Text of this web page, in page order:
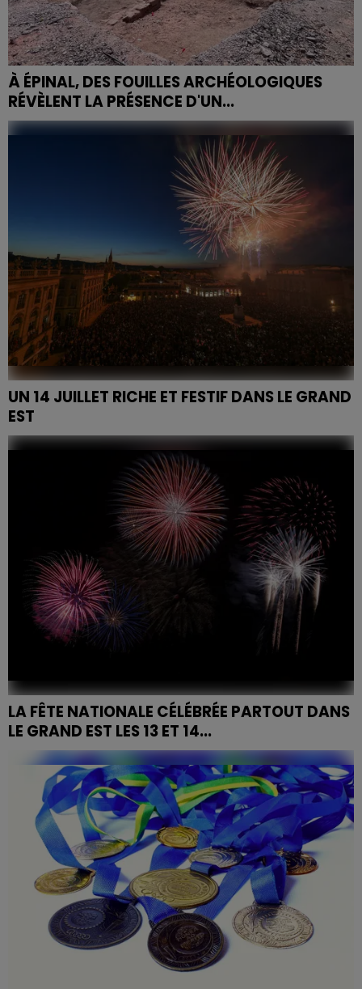
À ÉPINAL, DES FOUILLES ARCHÉOLOGIQUES
RÉVÈLENT LA PRÉSENCE D'UN...
À Épinal, après des fouilles, un quartier des XVe–XVIIe
siècles a été découvert sous le futur auditorium, là où
rien ne laissait prévoir de vestiges. Cette...
UN 14 JUILLET RICHE ET FESTIF DANS LE GRAND
EST
À Épinal, Remiremont et au sein du réseau Stan à
Nancy, branle-bas de combat pour les festivités des
13 et 14 juillet. Plus d'infos ci-dessous.
LA FÊTE NATIONALE CÉLÉBRÉE PARTOUT DANS
LE GRAND EST LES 13 ET 14...
La Fête Nationale, c'est ce week-end. Découvrez où
sortir dans la région !